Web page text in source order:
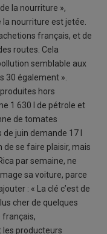
la nourriture »,
la nourriture est jetée.
français, et de
routes. Cela
semblable aux
30 également ».
hors
1 630 l de pétrole et
de tomates
juin demande 17 l
de se faire plaisir, mais
par semaine, ne
sa voiture, parce
: « La clé c’est de
cher de quelques
français,
les producteurs